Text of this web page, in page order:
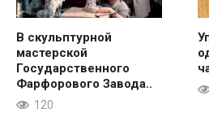
В скульптурной
мастерской
Государственного
Фарфорового Завода..
120